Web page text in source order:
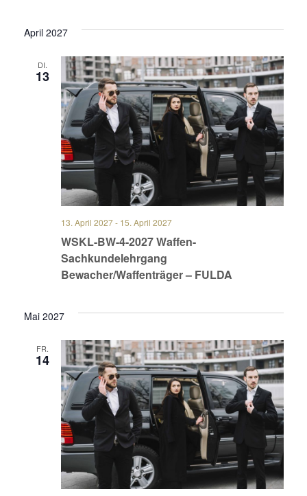
April 2027
DI.
13
WSKL-BW-4-2027 Waffen-
Sachkundelehrgang
Bewacher/Waffenträger – FULDA
13. April 2027- 15. April 2027
Mai 2027
FR.
14